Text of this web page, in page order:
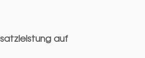
auf